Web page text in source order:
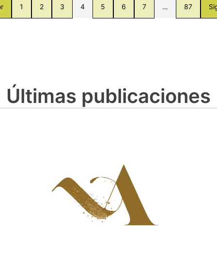
1 2 3 4 5 6 7 … 87
Últimas publicaciones